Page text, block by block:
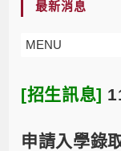
最新消息
MENU
[招生訊息]
申請入學錄